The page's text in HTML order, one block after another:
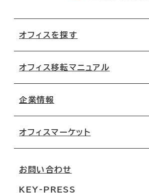
オフィスを探す
地図から探す
路線・駅から探す
オフィス移転マニュアル
移転コストシミュレーション
移転スケジュール
オフィス移転Q&A
企業情報
オフィスマーケット
お問い合わせ
KEY-PRESS